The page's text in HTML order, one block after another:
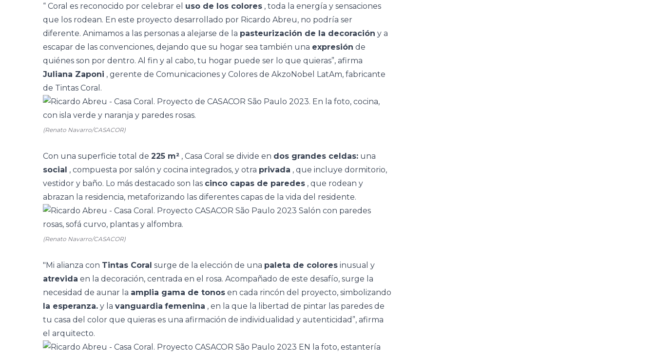
“ Coral es reconocido por celebrar el uso de los colores , toda la energía y sensaciones
que los rodean. En este proyecto desarrollado por Ricardo Abreu, no podría ser
diferente. Animamos a las personas a alejarse de la pasteurización de la decoración y a
escapar de las convenciones, dejando que su hogar sea también una expresión de
quiénes son por dentro. Al fin y al cabo, tu hogar puede ser lo que quieras”, afirma
Juliana Zaponi , gerente de Comunicaciones y Colores de AkzoNobel LatAm, fabricante
de Tintas Coral.
(Renato Navarro/CASACOR)
Con una superficie total de 225 m² , Casa Coral se divide en dos grandes celdas: una
social , compuesta por salón y cocina integrados, y otra privada , que incluye dormitorio,
vestidor y baño. Lo más destacado son las cinco capas de paredes , que rodean y
abrazan la residencia, metaforizando las diferentes capas de la vida del residente.
(Renato Navarro/CASACOR)
"Mi alianza con Tintas Coral surge de la elección de una paleta de colores inusual y
atrevida en la decoración, centrada en el rosa. Acompañado de este desafío, surge la
necesidad de aunar la amplia gama de tonos en cada rincón del proyecto, simbolizando
la esperanza. y la vanguardia femenina , en la que la libertad de pintar las paredes de
tu casa del color que quieras es una afirmación de individualidad y autenticidad”, afirma
el arquitecto.